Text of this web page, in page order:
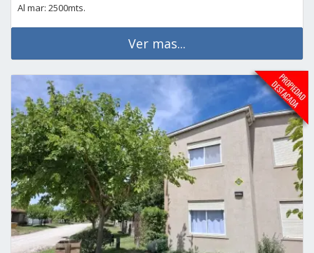
Al mar: 2500mts.
Ver mas...